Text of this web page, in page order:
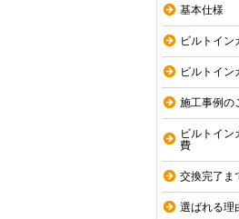
基本仕様
ビルトイン
ビルトイン
施工事例の
ビルトイン
費
交換完了ま
選ばれる理